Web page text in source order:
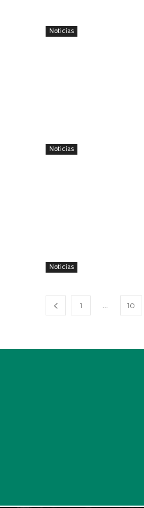
Noticias
Noticias
Noticias
1 ... 10